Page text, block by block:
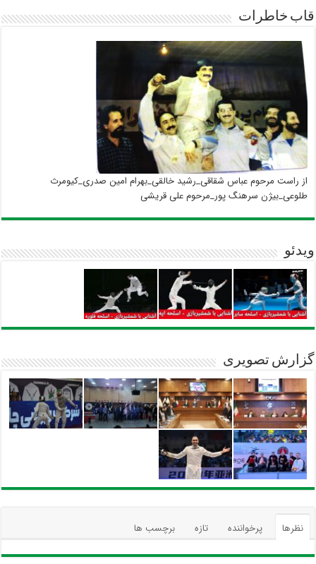
قاب خاطرات
از راست مرحوم عباس شقاقی_رشید خالقی_بهرام امین صدری_کیومرث
طلوعی_بیژن سرهنگ پور_مرحوم علی قریشی
ویدئو
گزارش تصویری
نظرها پرخواننده تازه برچسب ها